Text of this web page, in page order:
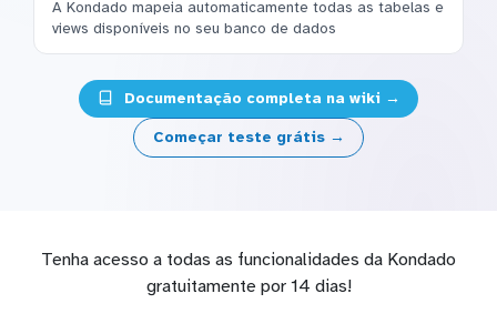
A Kondado mapeia automaticamente todas as tabelas e
views disponíveis no seu banco de dados
Documentação completa na wiki →
Começar teste grátis →
Tenha acesso a todas as funcionalidades da Kondado
gratuitamente por 14 dias!